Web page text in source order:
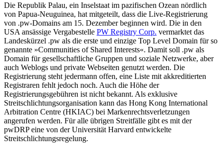
Die Republik Palau, ein Inselstaat im pazifischen Ozean nördlich
von Papua-Neuguinea, hat mitgeteilt, dass die Live-Registrierung
von .pw-Domains am 15. Dezember beginnen wird. Die in den
USA ansässige Vergabestelle PW Registry Corp. vermarktet das
Landeskürzel .pw als die erste und einzige Top Level Domain für so
genannte »Communities of Shared Interests«. Damit soll .pw als
Domain für gesellschaftliche Gruppen und soziale Netzwerke, aber
auch Weblogs und private Webseiten genutzt werden. Die
Registrierung steht jedermann offen, eine Liste mit akkreditierten
Registraren fehlt jedoch noch. Auch die Höhe der
Registrierungsgebühren ist nicht bekannt. Als exklusive
Streitschlichtungsorganisation kann das Hong Kong International
Arbitration Centre (HKIAC) bei Markenrechtsverletzungen
angerufen werden. Für alle übrigen Streitfälle gibt es mit der
pwDRP eine von der Universität Harvard entwickelte
Streitschlichtungsregelung.